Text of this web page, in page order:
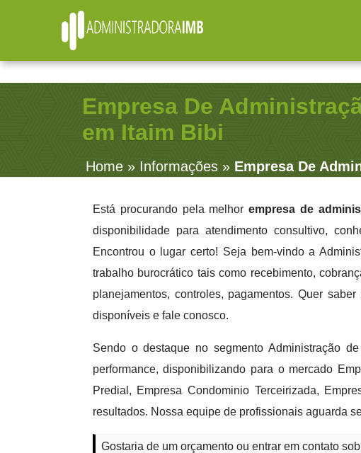
R. Júlio Fernandes, 91 - Sala 38 - Vila Rosalia - Guarulhos /
Empresa De
em Itaim Bibi
Home» Informações » Empresa De
Está procurando pela melhorempresa de
disponibilidade para atendimento consultivo,
Encontrou o lugar certo! Seja bem-vindo a
trabalho burocrático tais como recebimento,
planejamentos, controles, pagamentos. Quer
disponíveis e fale conosco.
Sendo o destaque no segmento Administração
performance, disponibilizando para o mercado
Predial, Empresa Condominio Terceirizada,
resultados. Nossa equipe de profissionais aguarda
Gostaria de um orçamento ou entrar em contato